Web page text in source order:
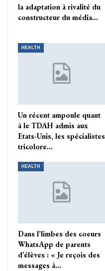
la adaptation à rivalité du
constructeur du média…
HEALTH
Un récent ampoule quant
à le TDAH admis aux
Etats-Unis, les spécialistes
tricolore…
HEALTH
Dans l’limbes des coeurs
WhatsApp de parents
d’élèves : « Je reçois des
messages à…